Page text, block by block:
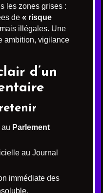
les zones grises :
de « risque
illégales. Une
ambition, vigilance
d’un
Parlement
au Journal
immédiate des